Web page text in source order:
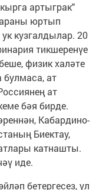
артыграк"
араны юртып
кузгалдылар. 20
тикшеренүе
физик халәте
булмаса, ат
ат
бәя бирде.
Кабардино-
Биектау,
катнашты.
иде.
бетергесез, ул